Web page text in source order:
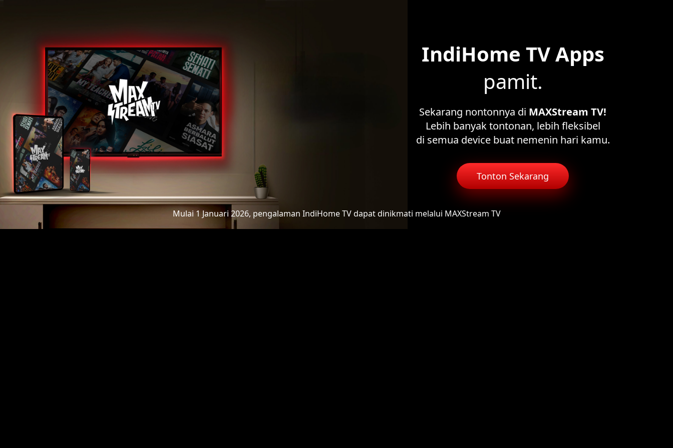
IndiHome TV Apps
pamit.
Sekarang nontonnya di MAXStream TV!
Lebih banyak tontonan, lebih fleksibel
di semua device buat nemenin hari kamu.
Tonton Sekarang
Mulai 1 Januari 2026, pengalaman IndiHome TVdapat dinikmati melalui MAXStream TV